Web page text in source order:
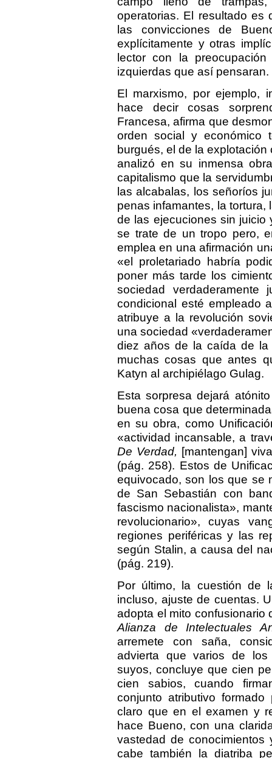
operatorias. El resultado es
las convicciones de
explícitamente y otras
lector con la
izquierdas que así pensaran.
El marxismo, por ejemplo,
hace decir cosas
Francesa, afirma que
orden social y económico
burgués, el de la
analizó en su inmensa
capitalismo que la
las alcabalas, los señoríos
penas infamantes, la tortura,
de las ejecuciones sin
se trate de un tropo pero,
emplea en una afirmación
«el proletariado habría
poner más tarde los
sociedad
condicional esté empleado
atribuye a la revolución
una sociedad
diez años de la caída de
muchas cosas que antes
Katyn al archipiélago Gulag.
Esta sorpresa dejará
buena cosa que
en su obra, como
«actividad incansable, a
De Verdad, [mantengan]
(pág. 258). Estos de
equivocado, son los que se
de San Sebastián con
fascismo nacionalista»,
revolucionario», cuyas
regiones periféricas y las
según Stalin, a causa del
(pág. 219).
Por último, la cuestión de
incluso, ajuste de cuentas.
adopta el mito
Alianza de Intelectuales
arremete con saña,
advierta que varios de los
suyos, concluye que cien
cien sabios, cuando
conjunto atributivo
claro que en el examen y
hace Bueno, con una
vastedad de conocimientos
cabe también la diatriba